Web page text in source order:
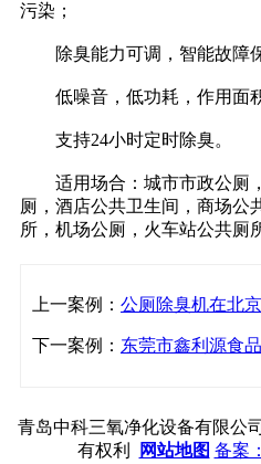
污染；
除臭能力可调，智能故障保
低噪音，低功耗，作用面积
支持24小时定时除臭。
适用场合：城市市政公厕
厕，酒店公共卫生间，商场公
所，机场公厕，火车站公共厕
上一案例： 公厕除臭机在北
下一案例： 东莞市鑫利源食
青岛中科三氧净化设备有限公
有权利
网站地图 备案